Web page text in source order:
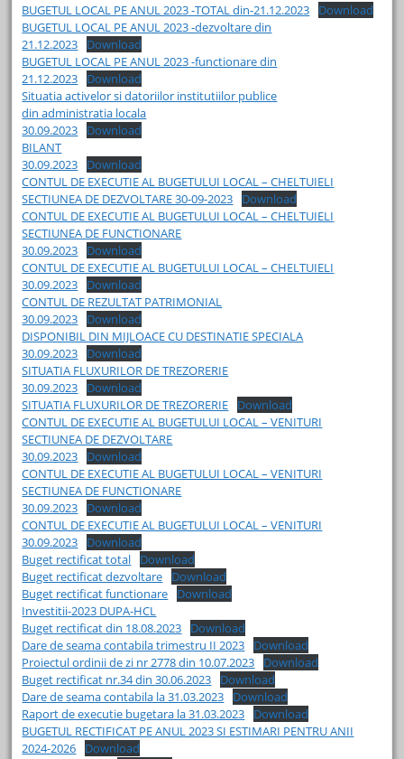
BUGETUL LOCAL PE ANUL 2023 -TOTAL din-21.12.2023
Download
BUGETUL LOCAL PE ANUL 2023 -dezvoltare din
21.12.2023
Download
BUGETUL LOCAL PE ANUL 2023 -functionare din
21.12.2023
Download
Situatia activelor si datoriilor institutiilor publice
din administratia locala
30.09.2023
Download
BILANT
30.09.2023
Download
CONTUL DE EXECUTIE AL BUGETULUI LOCAL – CHELTUIELI
SECTIUNEA DE DEZVOLTARE 30-09-2023
Download
CONTUL DE EXECUTIE AL BUGETULUI LOCAL – CHELTUIELI
SECTIUNEA DE FUNCTIONARE
30.09.2023
Download
CONTUL DE EXECUTIE AL BUGETULUI LOCAL – CHELTUIELI
30.09.2023
Download
CONTUL DE REZULTAT PATRIMONIAL
30.09.2023
Download
DISPONIBIL DIN MIJLOACE CU DESTINATIE SPECIALA
30.09.2023
Download
SITUATIA FLUXURILOR DE TREZORERIE
30.09.2023
Download
SITUATIA FLUXURILOR DE TREZORERIE
Download
CONTUL DE EXECUTIE AL BUGETULUI LOCAL – VENITURI
SECTIUNEA DE DEZVOLTARE
30.09.2023
Download
CONTUL DE EXECUTIE AL BUGETULUI LOCAL – VENITURI
SECTIUNEA DE FUNCTIONARE
30.09.2023
Download
CONTUL DE EXECUTIE AL BUGETULUI LOCAL – VENITURI
30.09.2023
Download
Buget rectificat total
Download
Buget rectificat dezvoltare
Download
Buget rectificat functionare
Download
Investitii-2023 DUPA-HCL
Buget rectificat din 18.08.2023
Download
Dare de seama contabila trimestru II 2023
Download
Proiectul ordinii de zi nr 2778 din 10.07.2023
Download
Buget rectificat nr.34 din 30.06.2023
Download
Dare de seama contabila la 31.03.2023
Download
Raport de executie bugetara la 31.03.2023
Download
BUGETUL RECTIFICAT PE ANUL 2023 SI ESTIMARI PENTRU ANII
2024-2026
Download